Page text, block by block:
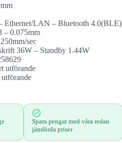
Ethernet/LAN – Bluetooth 4.0(BLE)
– 0.075mm
sec
36W – Standby 1.44W
utförande
Spara pengar med våra redan
jämförda priser